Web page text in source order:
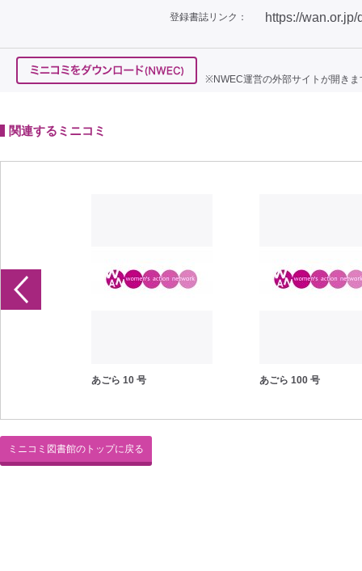
登録書誌リンク： https://
※NWEC運営の外部サイトが開きま
関連するミニコミ
あごら 10 号 あごら 100 号
ミニコミ図書館のトップに戻る